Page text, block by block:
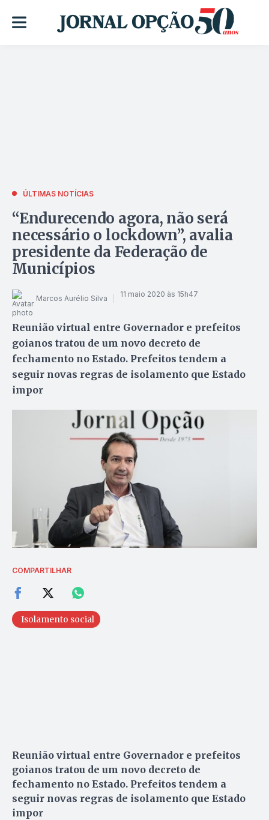
ÚLTIMAS NOTÍCIAS
“Endurecendo agora, não será
necessário o lockdown”, avalia
presidente da Federação de
Municípios
Marcos Aurélio Silva 11 maio 2020 às 15h47
Reunião virtual entre Governador e prefeitos
goianos tratou de um novo decreto de
fechamento no Estado. Prefeitos tendem a
seguir novas regras de isolamento que Estado
impor
COMPARTILHAR
Isolamento social
Reunião virtual entre Governador e prefeitos
goianos tratou de um novo decreto de
fechamento no Estado. Prefeitos tendem a
seguir novas regras de isolamento que Estado
impor